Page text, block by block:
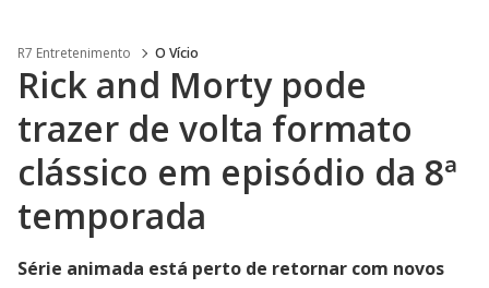
R7 Entretenimento O Vício
Rick and Morty pode
trazer de volta formato
clássico em episódio da 8ª
temporada
Série animada está perto de retornar com novos